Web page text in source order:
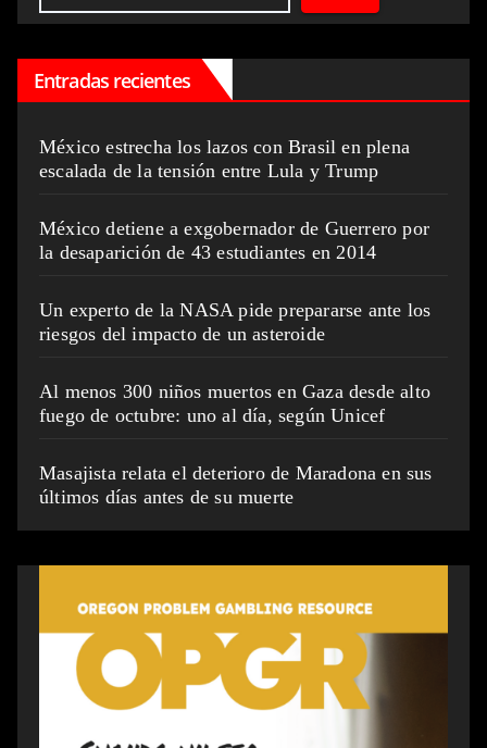
Entradas recientes
México estrecha los lazos con Brasil en plena
escalada de la tensión entre Lula y Trump
México detiene a exgobernador de Guerrero por
la desaparición de 43 estudiantes en 2014
Un experto de la NASA pide prepararse ante los
riesgos del impacto de un asteroide
Al menos 300 niños muertos en Gaza desde alto
fuego de octubre: uno al día, según Unicef
Masajista relata el deterioro de Maradona en sus
últimos días antes de su muerte